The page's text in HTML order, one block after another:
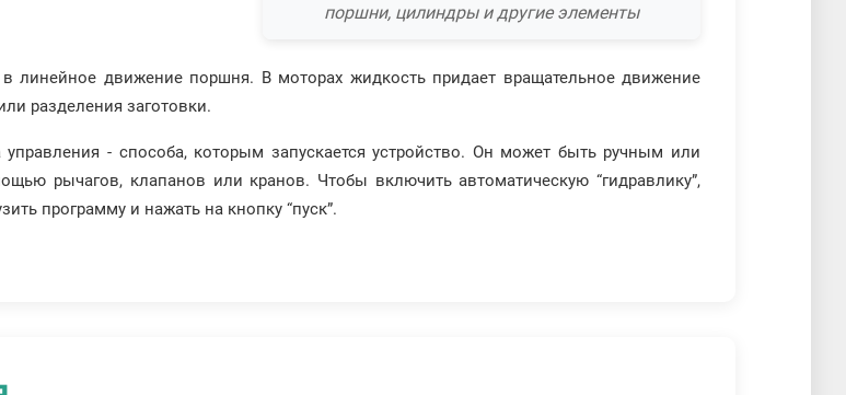
поршни, цилиндры и другие элементы
линейное движение поршня. В моторах жидкость придает вращательное движение
разделения заготовки.
- способа, которым запускается устройство. Он может быть ручным или
рычагов, клапанов или кранов. Чтобы включить автоматическую “гидравлику”,
программу и нажать на кнопку “пуск”.